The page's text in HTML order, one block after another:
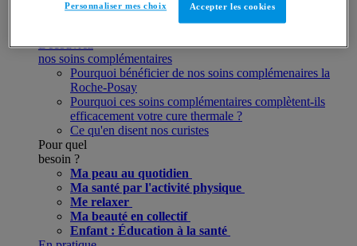
Réserver un soin
Découvrez
nos soins complémentaires
Pourquoi bénéficier de nos soins complémenaires la
Roche-Posay
Pourquoi ces soins complémentaires complètent-ils
efficacement votre cure thermale ?
Ce qu'en disent nos curistes
Pour quel
besoin ?
Ma peau au quotidien
Ma santé par l'activité physique
Me relaxer
Ma beauté en collectif
Enfant : Éducation à la santé
Accepter les cookies
Personnaliser mes choix